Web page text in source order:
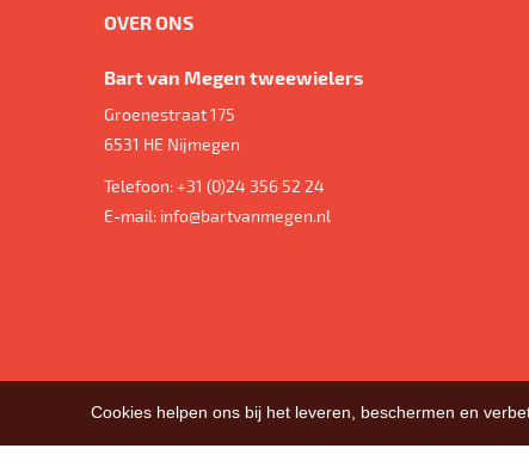
OVER ONS
Bart van Megen tweewielers
Groenestraat 175
6531 HE Nijmegen
Telefoon:+31 (0)24 356 52 24
E-mail: info@bartvanmegen.nl
Cookies helpen ons bij het leveren, beschermen en